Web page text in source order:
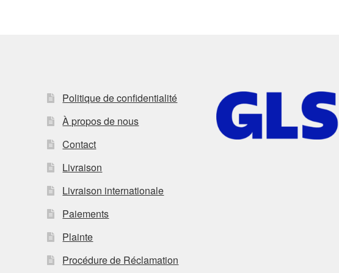
Politique de confidentialité
À propos de nous
Contact
Livraison
Livraison internationale
Paiements
Plainte
Procédure de Réclamation